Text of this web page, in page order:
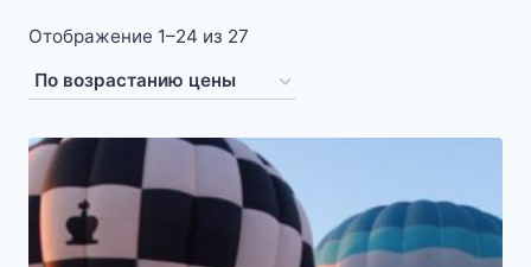
Отображение 1–24 из 27
возрастанию